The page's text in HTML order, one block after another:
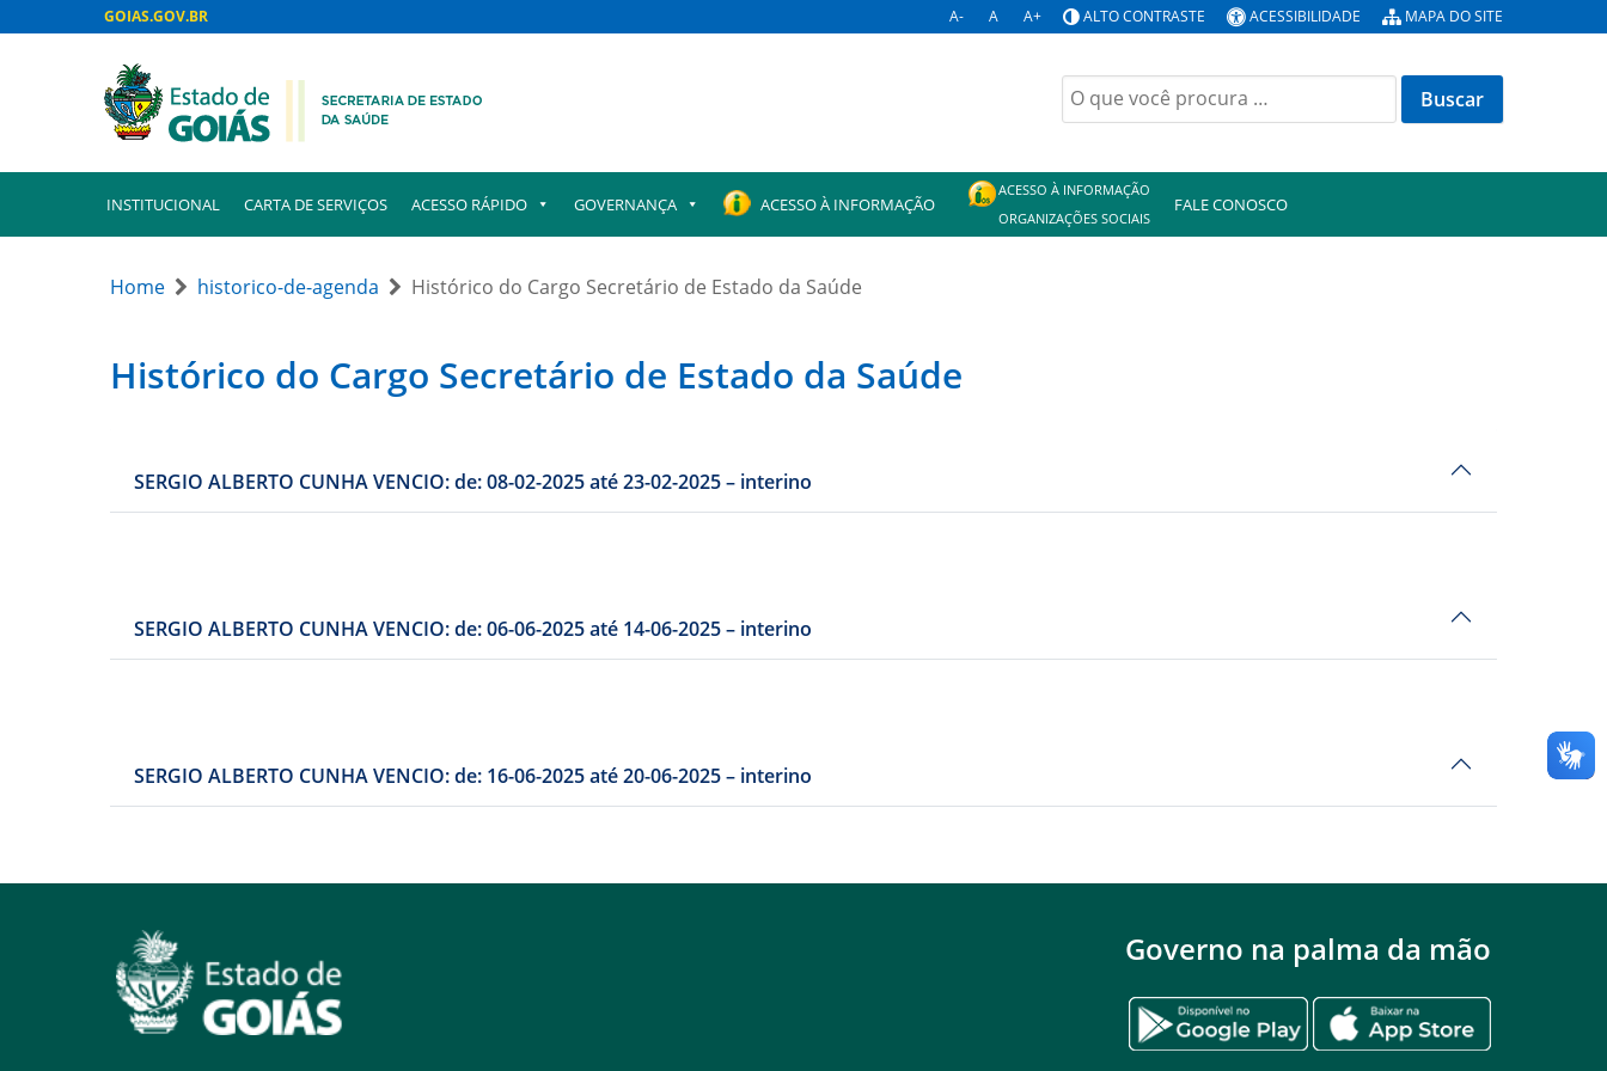
GOIAS.GOV.BR A- A A+ ALTO CONTRASTE ACESSIBILIDADE MAPA DO SITE
Buscar
por:
INSTITUCIONAL CARTA DE SERVIÇOS ACESSO RÁPIDO GOVERNANÇA ACESSO À INFORMAÇÃO
ACESSO À INFORMAÇÃO
ORGANIZAÇÕES SOCIAIS
FALE CONOSCO
Home historico-de-agenda Histórico do Cargo Secretário de Estado da Saúde
Histórico do Cargo Secretário de Estado da Saúde
SERGIO ALBERTO CUNHA VENCIO: de: 08-02-2025 até 23-02-2025 – interino
SERGIO ALBERTO CUNHA VENCIO: de: 06-06-2025 até 14-06-2025 – interino
SERGIO ALBERTO CUNHA VENCIO: de: 16-06-2025 até 20-06-2025 – interino
Governo na palma da mão